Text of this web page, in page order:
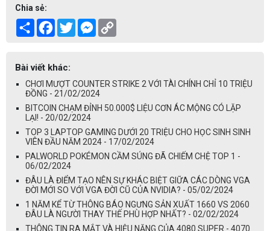
Chia sẻ:
Share Facebook
TwitterMessenger
Bài viết khác:
CHƠI MƯỢT COUNTER STRIKE 2 VỚI TÀI CHÍNH CHỈ 10 TRIỆU
ĐỒNG - 21/02/2024
BITCOIN CHẠM ĐỈNH 50.000$ LIỆU CƠN ÁC MỘNG CÓ LẶP
LẠI! - 20/02/2024
TOP 3 LAPTOP GAMING DƯỚI 20 TRIỆU CHO HỌC SINH SINH
VIÊN ĐẦU NĂM 2024 - 17/02/2024
PALWORLD POKÉMON CẦM SÚNG ĐÃ CHIẾM CHỆ TOP 1 -
06/02/2024
ĐÂU LÀ ĐIỂM TẠO NÊN SỰ KHÁC BIỆT GIỮA CÁC DÒNG VGA
ĐỜI MỚI SO VỚI VGA ĐỜI CŨ CỦA NVIDIA? - 05/02/2024
1 NĂM KỂ TỪ THÔNG BÁO NGƯNG SẢN XUẤT 1660 VS 2060
ĐÂU LÀ NGƯỜI THAY THẾ PHÙ HỢP NHẤT? - 02/02/2024
THÔNG TIN RA MẮT VÀ HIỆU NĂNG CỦA 4080 SUPER - 4070